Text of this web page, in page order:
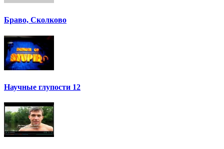
Браво, Сколково
Научные глупости 12